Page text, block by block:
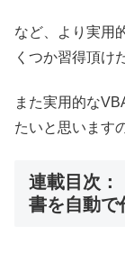
など、より実用
くつか習得頂け
また実用的な
たいと思います
連載目次：
書を自動で